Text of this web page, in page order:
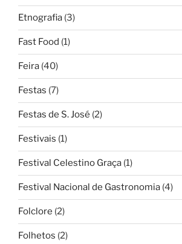
Etnografia (3)
Fast Food (1)
Feira (40)
Festas (7)
Festas de S. José (2)
Festivais (1)
Festival Celestino Graça (1)
Festival Nacional de Gastronomia (4)
Folclore (2)
Folhetos (2)